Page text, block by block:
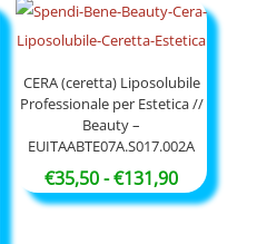
CERA (ceretta) Liposolubile
Professionale per Estetica //
Beauty –
EUITAABTE07A.S017.002A
€35,50-€131,90Fascia
di